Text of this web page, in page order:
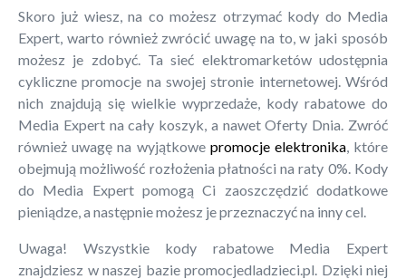
Skoro już wiesz, na co możesz otrzymać kody do Media
Expert, warto również zwrócić uwagę na to, w jaki sposób
możesz je zdobyć. Ta sieć elektromarketów udostępnia
cykliczne promocje na swojej stronie internetowej. Wśród
nich znajdują się wielkie wyprzedaże, kody rabatowe do
Media Expert na cały koszyk, a nawet Oferty Dnia. Zwróć
również uwagę na wyjątkowepromocje elektronika, które
obejmują możliwość rozłożenia płatności na raty 0%. Kody
do Media Expert pomogą Ci zaoszczędzić dodatkowe
pieniądze, a następnie możesz je przeznaczyć na inny cel.
Uwaga! Wszystkie kody rabatowe Media Expert
znajdziesz w naszej bazie promocjedladzieci.pl. Dzięki niej